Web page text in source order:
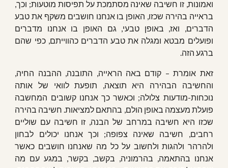
ואמונות, זו חשיבה שאינה מסתמכת על תפיסות מוטעות; וכך,
בראייה בהירה שכזו, האופן בו אנחנו חושבים משקף את טבע
הדברים, ואז, באופן טבעי, גם האופן בו אנחנו מדברים
ופועלים מבטא ומגלה את טבע הדברים כהווייתם, כפי שהם
ברגע הזה.
זאת אומרת – קודם באה הראייה, התובנה, ההבנה החיה,
והחשיבה הבהירה היא תוצאה, תופעת לוואי של אותה
נוכחות-מודעות צלולה; וכאשר כך אנחנו קשובים המחשבה
פועלת מעצמה באופן הולם, בהתאם למציאות. חשיבה בהירה
שכזו היא חשיבה במרחב של הבנה, זו חשיבה עם שוליים
רחבים, חשיבה שאינה צפופה; וכך אנחנו יכולים לבחון
ולהרהר ולהגות ולחשוב על כל מה שאנחנו חושבים כאשר
אנחנו בהתאמה, בהרמוניה, בקשב, בקשר, במגע עם מה